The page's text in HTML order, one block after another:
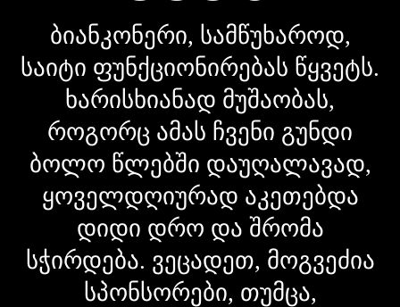
ბიანკონერი, სამწუხაროდ,
საიტი ფუნქციონირებას წყვეტს.
ხარისხიანად მუშაობას,
როგორც ამას ჩვენი გუნდი
ბოლო წლებში დაუღალავად,
ყოველდღიურად აკეთებდა
დიდი დრო და შრომა
სჭირდება. ვეცადეთ, მოგვეძია
სპონსორები, თუმცა,